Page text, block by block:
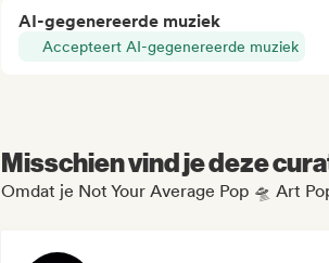
AI-gegenereerde muziek
Accepteert AI-gegenereerde muziek
Misschien vind je deze
Omdat je Not Your Average Pop 🛸 Art